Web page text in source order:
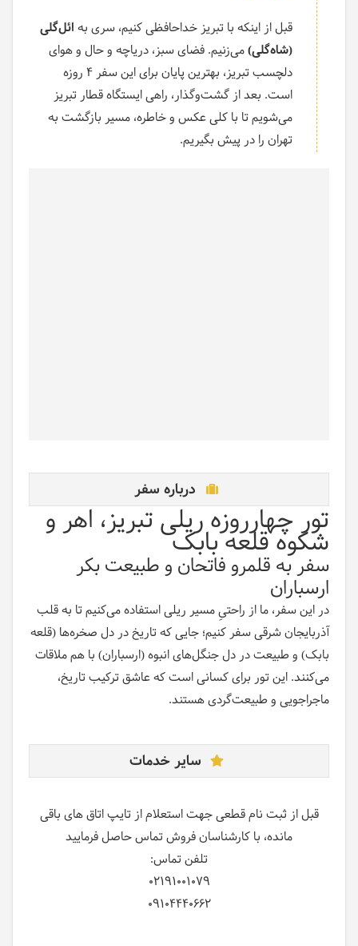
قبل از اینکه با تبریز خداحافظی کنیم، سری به ائل‌گلی
(شاه‌گلی)می‌زنیم. فضای سبز، دریاچه و حال و هوای
دلچسب تبریز، بهترین پایان برای این سفر ۴ روزه
است. بعد از گشت‌وگذار، راهی ایستگاه قطار تبریز
می‌شویم تا با کلی عکس و خاطره، مسیر بازگشت به
تهران را در پیش بگیریم.
درباره سفر
تور چهار‌روزه ریلی تبریز، اهر و
شکوه قلعه بابک
سفر به قلمرو فاتحان و طبیعت بکر
ارسباران
در این سفر، ما از راحتیِ مسیر ریلی استفاده می‌کنیم تا به قلب
آذربایجان شرقی سفر کنیم؛ جایی که تاریخ در دل صخره‌ها (قلعه
بابک) و طبیعت در دل جنگل‌های انبوه (ارسباران) با هم ملاقات
می‌کنند. این تور برای کسانی است که عاشق ترکیب تاریخ،
ماجراجویی و طبیعت‌گردی هستند.
سایر خدمات
قبل از ثبت نام قطعی جهت استعلام از تایپ اتاق های باقی
مانده، با کارشناسان فروش تماس حاصل فرمایید
تلفن تماس:
02191001079
09104440662